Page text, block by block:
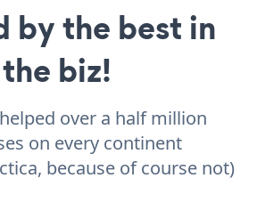
by the best in
the biz!
over a half million
on every continent
because of course not)